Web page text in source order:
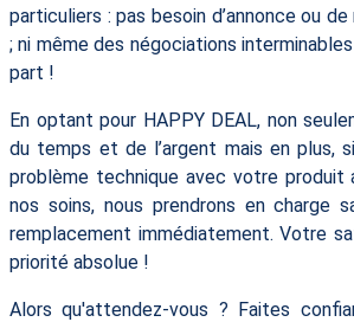
particuliers : pas besoin d’annonce ou
; ni même des négociations
part !
En optant pour HAPPY DEAL, non
du temps et de l’argent mais en plus,
problème technique avec votre produit
nos soins, nous prendrons en charge
remplacement immédiatement. Votre
priorité absolue !
Alors qu'attendez-vous ? Faites